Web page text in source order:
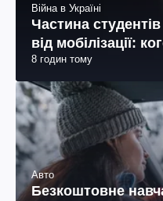
Війна в Україні
Частина
від мобілізації:
8 годин тому
Авто
Безкоштовне